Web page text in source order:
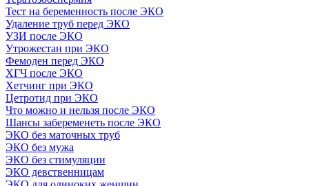
Тест на беременность после ЭКО
Удаление труб перед ЭКО
УЗИ после ЭКО
Утрожестан при ЭКО
Фемоден перед ЭКО
ХГЧ после ЭКО
Хетчинг при ЭКО
Цетротид при ЭКО
Что можно и нельзя после ЭКО
Шансы забеременеть после ЭКО
ЭКО без маточных труб
ЭКО без мужа
ЭКО без стимуляции
ЭКО девственницам